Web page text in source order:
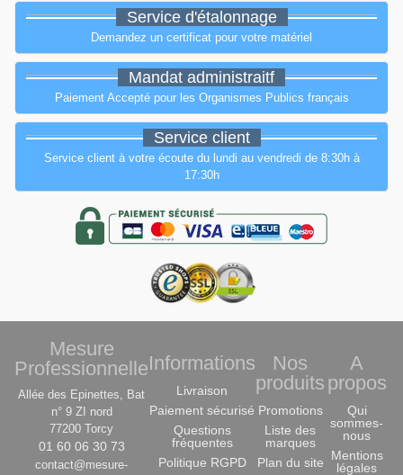
Service d'étalonnage
Demandez un certificat pour votre matériel
Mandat administraitf
Paiement Accepté pour les Organismes Publics français
Service client
Service client à votre écoute du lundi au vendredi de 8:30h à
17:30h
Mesure
Professionnelle
Allée des Epinettes, Bat
n° 9 ZI nord
77200 Torcy
01 60 06 30 73
contact@mesure-
Informations
Livraison
Paiement sécurisé
Questions
fréquentes
Politique RGPD
Nos
produits
Promotions
Liste des
marques
Plan du site
A
propos
Qui
sommes-
nous
Mentions
légales